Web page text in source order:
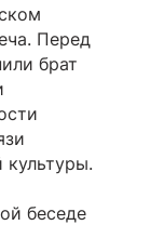
Перед
брат
культуры.
беседе